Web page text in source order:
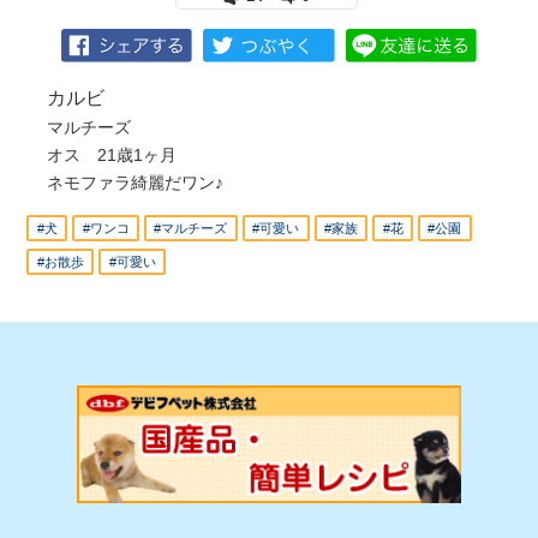
カルビ
マルチーズ
オス 21歳1ヶ月
ネモファラ綺麗だワン♪
#犬 #ワンコ #マルチーズ #可愛い #家族 #花 #公園
#お散歩 #可愛い